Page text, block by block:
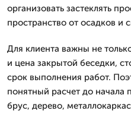
организовать застеклять
пространство от осадков и
Для клиента важны не
и цена закрытой беседки,
срок выполнения работ.
понятный расчет до начала
брус, дерево,